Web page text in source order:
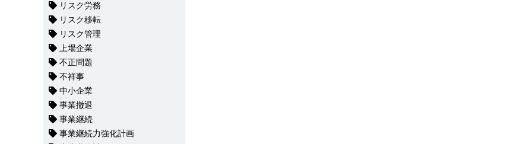
リスク労務
リスク移転
リスク管理
上場企業
不正問題
不祥事
中小企業
事業撤退
事業継続
事業継続力強化計画